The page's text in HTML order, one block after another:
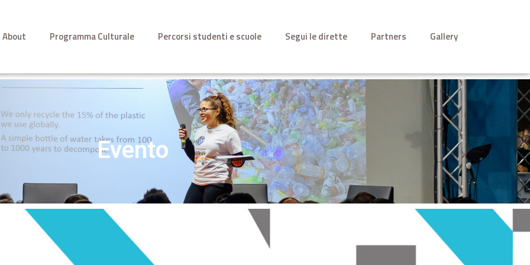
About Programma Culturale Percorsi studenti e scuole Segui le dirette Partners Gallery
Evento